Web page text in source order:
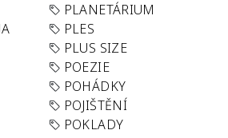
PLANETÁRIUM
PLES
PLUS SIZE
POEZIE
POHÁDKY
POJIŠTĚNÍ
POKLADY